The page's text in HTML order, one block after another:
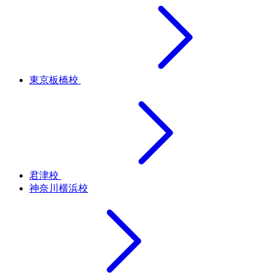
東京板橋校
君津校
神奈川横浜校